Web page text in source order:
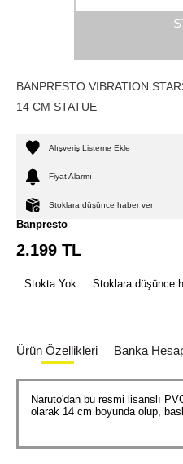
BANPRESTO VIBRATION
14 CM STATUE
Alışveriş Listeme Ekle
Fiyat Alarmı
Stoklara düşünce haber ver
Banpresto
2.199 TL
Stokta Yok Stoklara düşünce
Ürün Özellikleri Banka
Naruto'dan bu resmi lisanslı
olarak 14 cm boyunda olup,